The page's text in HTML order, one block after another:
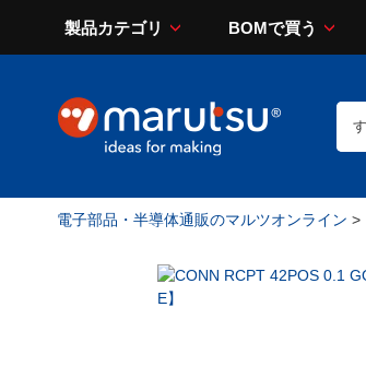
製品カテゴリ BOMで買う
電子部品・半導体通販のマルツオンライン >